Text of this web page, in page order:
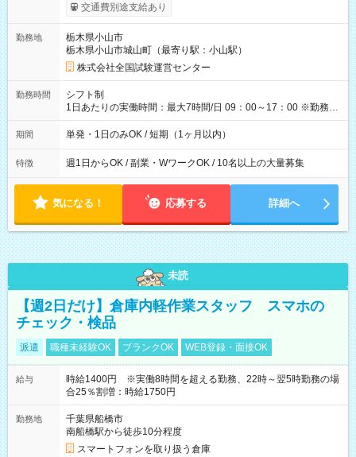
※勤務回数により昇給あり 【即給（前払い）オプションあ
り！】 希望される場合、勤務から1週間ほどで給与の一部を受け
例】 ・河合塾模擬試験 8:30～17:30（休憩1時間） 時給1,300円
×8時間＝日収10,400円＋交通費 ※当日の役割により時給＋100
円の場合あり ・国家試験 7:00～13:30（休憩なし） 時給1,300
円（役割手当＋100円）×6時間＝日収8,400円＋交通費 【試用期
間】試用期間なし
交通費別途支給あり
勤務地
栃木県小山市
栃木県小山市城山町（最寄り駅：小山駅）
株式会社全国試験運営センター
勤務時間
シフト制
1日あたりの実働時間：最大7時間/日 09：00～17：00 ※勤務時
間は 試験により異なります。
期間 単発・1日のみOK / 短期（1ヶ月以内）
特徴 週1日からOK / 副業・WワークOK / 10名以上の大量募集
気になる！ 応募する 詳細へ
未読
【週2日だけ】倉庫内軽作業スタッフ スマホの
チェック・検品
派遣 職種未経験OK ブランクOK WEB登録・面接OK
給与
時給1400円 ※実働8時間を超える勤務、22時～翌5時勤務の場
合25％割増：時給1750円
勤務地
千葉県船橋市
南船橋駅から徒歩10分程度
スマートフォンを取り扱う倉庫